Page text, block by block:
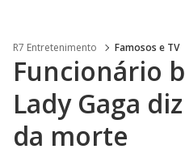
R7 Entretenimento Famosos e TV
Funcionário
Lady Gaga
da morte